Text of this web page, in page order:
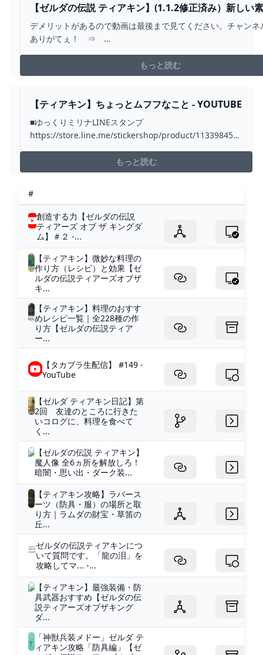
【ゼルダの伝説 ティアキン】(1.1.2修正済み）新しい
殖する方法がやばい、１度に４個増やせて超簡単グリ
【ティアーズ オブ ザ キングダム】 - YOUTUBE
デメリットがあるので動画は最後まで見てください。チャンネ
ありがてぇ！ ⇒
sub_confirmation=1Twitch ⇒
https://www.twitch.tv/pirochanban...
もっと読む
【ティアキン】ちょっとムフフなこと - YOUTUBE
■ゆっくりミリナLINEスタンプ
https://store.line.me/stickershop/product/11339845■
https://note.com/shihaininmil/n/n20e3638...
もっと読む
#
創造する力【ゼルダの伝説
ティアーズ オブ ザ キングダ
ム】＃２ -...
【ティアキン】微妙な料理の
作り方（レシピ）と効果【ゼ
ルダの伝説ティアーズオブザ
キ...
【ティアキン】料理のおすす
めレシピ一覧｜全228種の作
り方【ゼルダの伝説ティア
ー...
【タカブラ生配信】 #149 -
YouTube
【ゼルダ ティアキン日記】第
2回 友達のところに行きた
いコログに、料理を食べて
く...
【ゼルダの伝説 ティアキン】
魔人像 全6ヵ所を解放しろ！
暗闇・思い出・ダーク装...
【ティアキン攻略】ラバース
ーツ（防具・服）の場所と取
り方｜ラムダの財宝・草笛の
丘...
ゼルダの伝説ティアキンにつ
いて質問です。「龍の泪」を
攻略してマ... -...
【ティアキン】最強装備・防
具武器おすすめ【ゼルダの伝
説ティアーズオブザキング
ダ...
「神獣兵装メドー」ゼルダ テ
ィアキン攻略「防具編」【ゼ